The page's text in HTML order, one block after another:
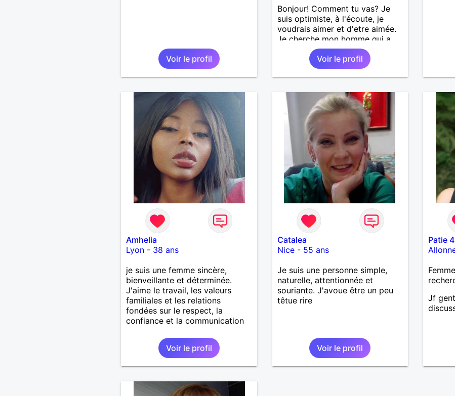
Voir le profil
Bonjour! Comment tu vas? Je
suis optimiste, à l'écoute, je
voudrais aimer et d'etre aimée.
Je cherche mon homme qui a
38-48 ans. Aussi en Correse en
préférence ou dans son alentour
vu que je travaille en CDI et je
ne peux pas souvent voyager
monde.
Voir le profil
Amhelia
Lyon- 38 ans
je suis une femme sincère,
bienveillante et déterminée.
J'aime le travail, les valeurs
familiales et les relations
fondées sur le respect, la
confiance et la communication
Voir le profil
Catalea
Nice- 55 ans
Je suis une personne simple,
naturelle, attentionnée et
souriante. J'avoue être un peu
têtue rire
Voir le profil
Patie
Jf